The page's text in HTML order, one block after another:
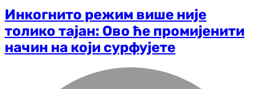
Инкогнито режим више није
толико тајан: Ово ће промијенити
начин на који сурфујете